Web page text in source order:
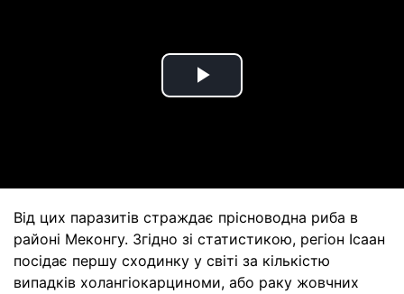
Play
Від цих паразитів страждає прісноводна риба в
районі Меконгу. Згідно зі статистикою, регіон Ісаан
посідає першу сходинку у світі за кількістю
випадків холангіокарциноми, або раку жовчних